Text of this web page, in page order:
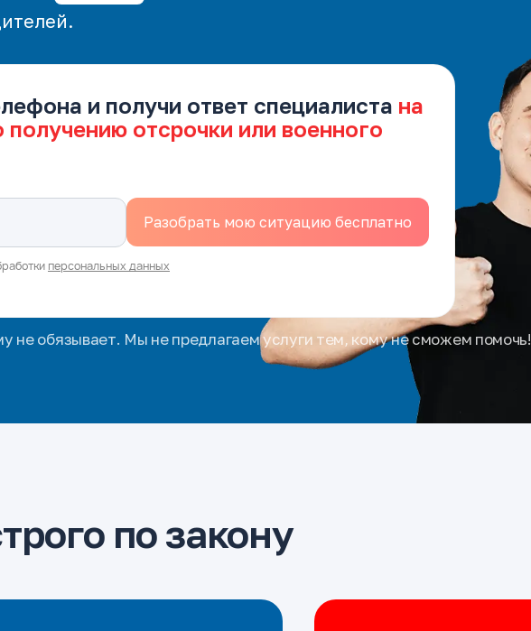
и получи ответ специалиста на
отсрочки или военного
персональных данных
не обязывает. Мы не предлагаем услуги тем, кому не сможем помочь!
по закону